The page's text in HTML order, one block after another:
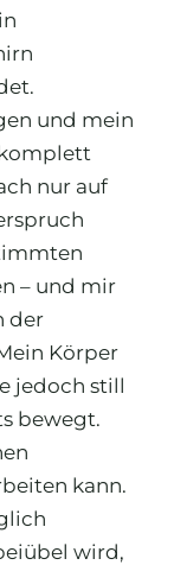
und mein
nur auf
– und mir
der
Körper
jedoch still
bewegt.
kann.
wird,